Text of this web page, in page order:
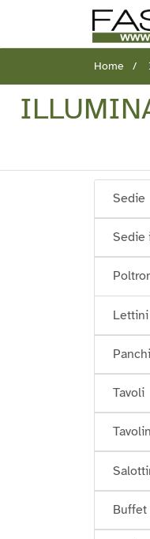
Home
Sedie
Sedie
Tavoli
Buffet